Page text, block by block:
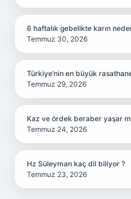
6 haftalık gebelikte karın
Temmuz 30, 2026
Türkiye’nin en büyük
Temmuz 29, 2026
Kaz ve ördek beraber yaşar
Temmuz 24, 2026
Hz Süleyman kaç dil biliyor ?
Temmuz 23, 2026